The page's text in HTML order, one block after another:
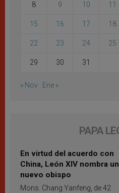
8 9 10 11
15 16 17 18
22 23 24 25
29 30 31
« Nov Ene »
PAPA
En virtud del acuerdo con
China, León XIV nombra un
nuevo obispo
Mons. Chang Yanfeng, de 42